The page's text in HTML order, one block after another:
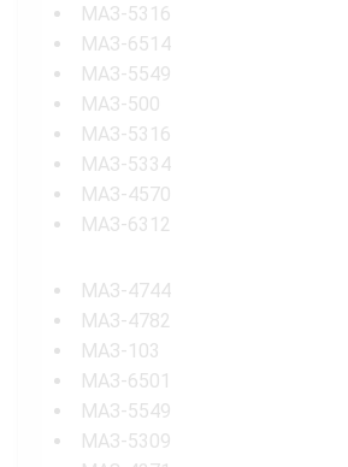
МАЗ-5316
МАЗ-6514
МАЗ-5549
МАЗ-500
МАЗ-5316
МАЗ-5334
МАЗ-4570
МАЗ-6312
МАЗ-4744
МАЗ-4782
МАЗ-103
МАЗ-6501
МАЗ-5549
МАЗ-5309